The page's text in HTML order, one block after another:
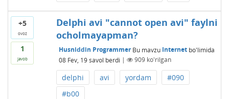
+5
ovoz
1
javob
Delphi avi "cannot open avi" faylni
ocholmayapman?
Husniddin Programmer Bu mavzu Internetbo'limida
08 Fev, 19 savol berdi | 909ko'rilgan
delphi avi yordam
#090
#b00